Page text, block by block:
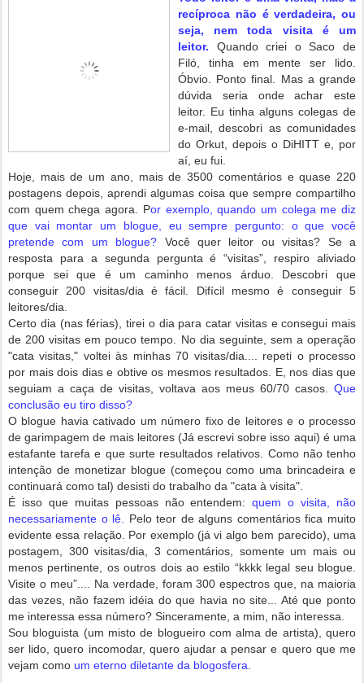
recíproca não é verdadeira, ou
seja, nem toda visita é um
leitor. Quando criei o Saco de
Filó, tinha em mente ser lido.
Óbvio. Ponto final. Mas a grande
dúvida seria onde achar este
leitor. Eu tinha alguns colegas de
e-mail, descobri as comunidades
do Orkut, depois o DiHITT e, por
aí, eu fui.
Hoje, mais de um ano, mais de 3500 comentários e quase 220
postagens depois, aprendi algumas coisa que sempre compartilho
com quem chega agora. Por exemplo, quando um colega me diz
que vai montar um blogue, eu sempre pergunto: o que você
pretende com um blogue? Você quer leitor ou visitas? Se a
resposta para a segunda pergunta é “visitas”, respiro aliviado
porque sei que é um caminho menos árduo. Descobri que
conseguir 200 visitas/dia é fácil. Difícil mesmo é conseguir 5
leitores/dia.
Certo dia (nas férias), tirei o dia para catar visitas e consegui mais
de 200 visitas em pouco tempo. No dia seguinte, sem a operação
"cata visitas," voltei às minhas 70 visitas/dia.... repeti o processo
por mais dois dias e obtive os mesmos resultados. E, nos dias que
seguiam a caça de visitas, voltava aos meus 60/70 casos. Que
conclusão eu tiro disso?
O blogue havia cativado um número fixo de leitores e o processo
de garimpagem de mais leitores (Já escrevi sobre isso aqui) é uma
estafante tarefa e que surte resultados relativos. Como não tenho
intenção de monetizar blogue (começou como uma brincadeira e
continuará como tal) desisti do trabalho da "cata à visita".
É isso que muitas pessoas não entendem:quem o visita, não
necessariamente o lê. Pelo teor de alguns comentários fica muito
evidente essa relação. Por exemplo (já vi algo bem parecido), uma
postagem, 300 visitas/dia, 3 comentários, somente um mais ou
menos pertinente, os outros dois ao estilo “kkkk legal seu blogue.
Visite o meu”.... Na verdade, foram 300 espectros que, na maioria
das vezes, não fazem idéia do que havia no site... Até que ponto
me interessa essa número? Sinceramente, a mim, não interessa.
Sou bloguista (um misto de blogueiro com alma de artista), quero
ser lido, quero incomodar, quero ajudar a pensar e quero que me
vejam como um eterno diletante da blogosfera